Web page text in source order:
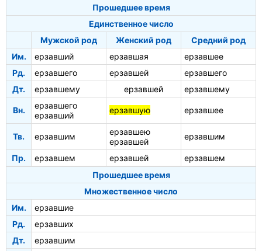
Прошедшее время
Единственное число
Мужской род
Женский род
Средний род
Им.
ерзавший ерзавшая
ерзавшее
Рд.
ерзавшего ерзавшей
ерзавшего
Дт.
ерзавшему ерзавшей ерзавшему
Вн.
ерзавшего
ерзавший
ерзавшую ерзавшее
Тв. ерзавшим
ерзавшею
ерзавшей
ерзавшим
Пр. ерзавшем ерзавшей
ерзавшем
Прошедшее время
Множественное число
Им.
ерзавшие
Рд.
ерзавших
Дт.
ерзавшим